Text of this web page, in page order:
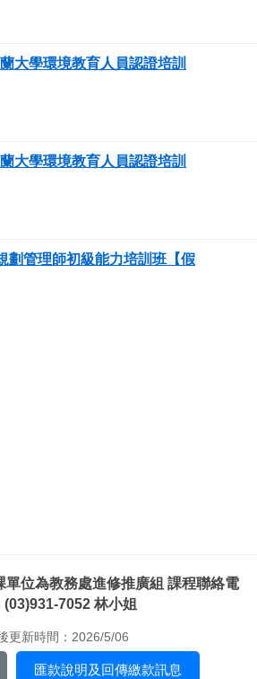
大學環境教育人員認證培訓
大學環境教育人員認證培訓
劃管理師初級能力培訓班【假
單位為教務處進修推廣組 課程聯絡電
(03)931-7052 林小姐
更新時間：2026/5/06
匯款說明及回傳繳款訊息